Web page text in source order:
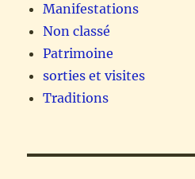
Manifestations
Non classé
Patrimoine
sorties et visites
Traditions